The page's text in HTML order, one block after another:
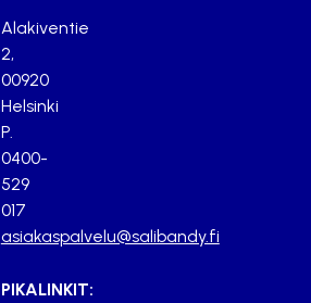
Alakiventie
2,
00920
Helsinki
P.
0400-
529
017
asiakaspalvelu@salibandy.fi
PIKALINKIT: